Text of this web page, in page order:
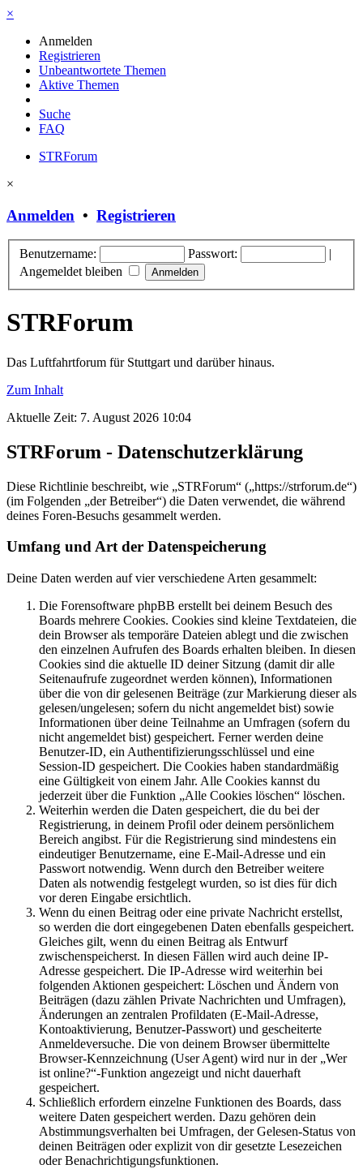
×
Anmelden
Registrieren
Unbeantwortete Themen
Aktive Themen
Suche
FAQ
STRForum
×
Anmelden • Registrieren
Benutzername: Passwort:
|
Angemeldet bleiben
STRForum
Das Luftfahrtforum für Stuttgart und darüber hinaus.
Zum Inhalt
Aktuelle Zeit: 7. August 2026 10:04
STRForum - Datenschutzerklärung
Diese Richtlinie beschreibt, wie „STRForum“ („https://strforum.de“)
(im Folgenden „der Betreiber“) die Daten verwendet, die während
deines Foren-Besuchs gesammelt werden.
Umfang und Art der Datenspeicherung
Deine Daten werden auf vier verschiedene Arten gesammelt:
Die Forensoftware phpBB erstellt bei deinem Besuch des
Boards mehrere Cookies. Cookies sind kleine Textdateien, die
dein Browser als temporäre Dateien ablegt und die zwischen
den einzelnen Aufrufen des Boards erhalten bleiben. In diesen
Cookies sind die aktuelle ID deiner Sitzung (damit dir alle
Seitenaufrufe zugeordnet werden können), Informationen
über die von dir gelesenen Beiträge (zur Markierung dieser als
gelesen/ungelesen; sofern du nicht angemeldet bist) sowie
Informationen über deine Teilnahme an Umfragen (sofern du
nicht angemeldet bist) gespeichert. Ferner werden deine
Benutzer-ID, ein Authentifizierungsschlüssel und eine
Session-ID gespeichert. Die Cookies haben standardmäßig
eine Gültigkeit von einem Jahr. Alle Cookies kannst du
jederzeit über die Funktion „Alle Cookies löschen“ löschen.
Weiterhin werden die Daten gespeichert, die du bei der
Registrierung, in deinem Profil oder deinem persönlichem
Bereich angibst. Für die Registrierung sind mindestens ein
eindeutiger Benutzername, eine E-Mail-Adresse und ein
Passwort notwendig. Wenn durch den Betreiber weitere
Daten als notwendig festgelegt wurden, so ist dies für dich
vor deren Eingabe ersichtlich.
Wenn du einen Beitrag oder eine private Nachricht erstellst,
so werden die dort eingegebenen Daten ebenfalls gespeichert.
Gleiches gilt, wenn du einen Beitrag als Entwurf
zwischenspeicherst. In diesen Fällen wird auch deine IP-
Adresse gespeichert. Die IP-Adresse wird weiterhin bei
folgenden Aktionen gespeichert: Löschen und Ändern von
Beiträgen (dazu zählen Private Nachrichten und Umfragen),
Änderungen an zentralen Profildaten (E-Mail-Adresse,
Kontoaktivierung, Benutzer-Passwort) und gescheiterte
Anmeldeversuche. Die von deinem Browser übermittelte
Browser-Kennzeichnung (User Agent) wird nur in der „Wer
ist online?“-Funktion angezeigt und nicht dauerhaft
gespeichert.
Schließlich erfordern einzelne Funktionen des Boards, dass
weitere Daten gespeichert werden. Dazu gehören dein
Abstimmungsverhalten bei Umfragen, der Gelesen-Status von
deinen Beiträgen oder explizit von dir gesetzte Lesezeichen
oder Benachrichtigungsfunktionen.